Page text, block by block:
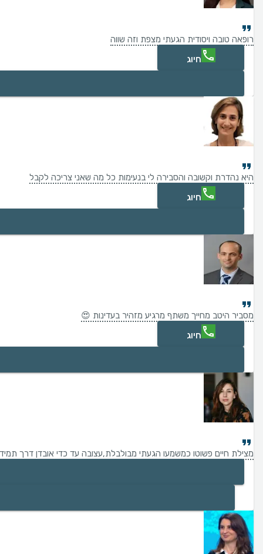
רופאה טובה ויסודית הגעתי מצפת וזה שווה
חיוג
היא נהדרת וקשובה והסבירה לי בנעימות כל מה שאני צריכה לקבל
חיוג
מסביר היטב מחייך משתף מרגיע מזהיר בעדינות 😍
חיוג
מצילת חיים פשוטו כמשמעו הגעתי מבולבלת,עצובה עד כדי אובדן דרך